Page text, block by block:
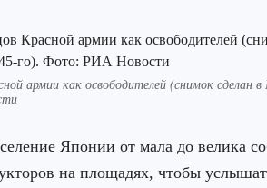
армии как освободителей (снимок сделан
Японии от мала до велика
на площадях, чтобы